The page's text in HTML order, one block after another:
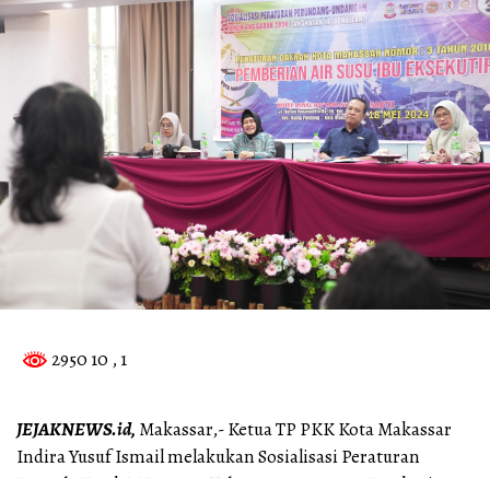
2950 10 , 1
JEJAKNEWS.id, Makassar,- Ketua TP PKK Kota Makassar
Indira Yusuf Ismail melakukan Sosialisasi Peraturan